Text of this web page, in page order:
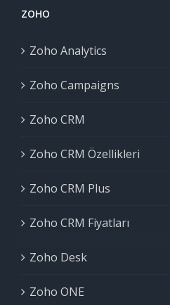
ZOHO
Zoho Analytics
Zoho Campaigns
Zoho CRM
Zoho CRM Özellikleri
Zoho CRM Plus
Zoho CRM Fiyatları
Zoho Desk
Zoho ONE